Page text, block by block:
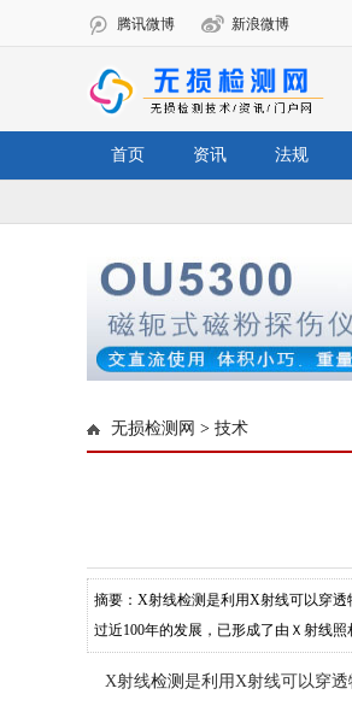
腾讯微博 新浪微博
首页 资讯 法规
无损检测网 > 技术
摘要：X射线检测是利用X射线可以穿
过近100年的发展，已形成了由Ｘ射线
X射线检测 是利用X射线可以穿